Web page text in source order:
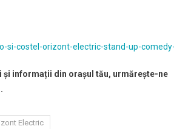
si-costel-orizont-electric-stand-up-
și informații din orașul tău, urmărește-ne
.
Electric